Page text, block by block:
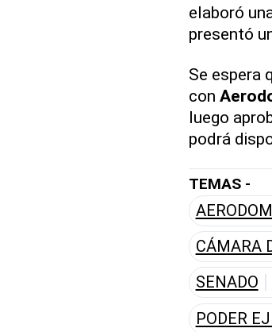
elaboró
presentó
Se espera
con
luego
podrá
TEMAS -
AERODOM
CÁMARA
SENADO
PODER